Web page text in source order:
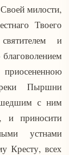
милости,
Твоего
и
Пыршни
с ним
и приносити
устнами
Кресту, всех